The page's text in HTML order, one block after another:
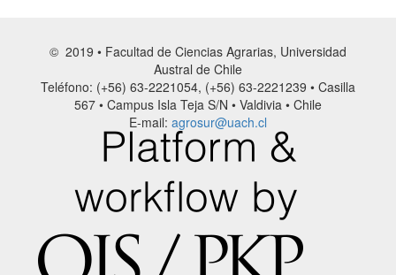
© 2019 • Facultad de Ciencias Agrarias, Universidad
Austral de Chile
Teléfono: (+56) 63-2221054, (+56) 63-2221239 • Casilla
567 • Campus Isla Teja S/N • Valdivia • Chile
E-mail: agrosur@uach.cl